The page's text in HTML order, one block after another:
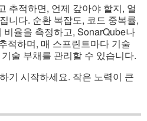
추적하면, 언제 갚아야 할지, 얼
니다. 순환 복잡도, 코드 중복률,
율을 측정하고, SonarQube나
적하며, 매 스프린트마다 기술
술 부채를 관리할 수 있습니다.
기 시작하세요. 작은 노력이 큰